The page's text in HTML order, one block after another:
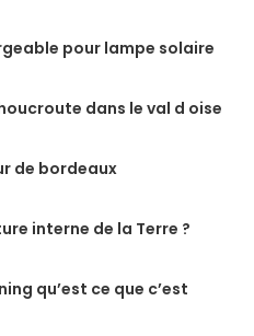
pour lampe solaire
dans le val d oise
de bordeaux
interne de la Terre ?
qu’est ce que c’est